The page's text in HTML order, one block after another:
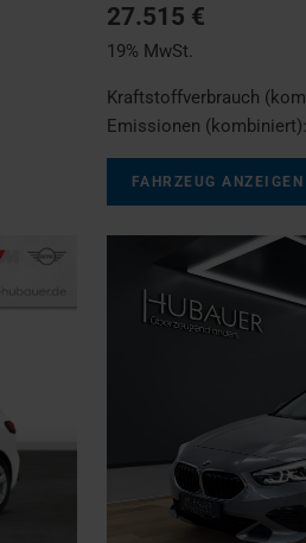
27.515 €
19% MwSt.
Kraftstoffverbrauch
Emissionen (kombiniert):
FAHRZEUG ANZEIGEN